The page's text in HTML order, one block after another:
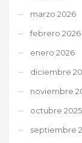
marzo 2026
febrero 2026
enero 2026
diciembre
noviembre
octubre 2025
septiembre